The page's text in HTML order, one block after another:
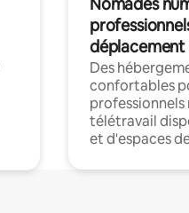
déplacement
Des
confortables
professionnels
télétravail
et d'espaces